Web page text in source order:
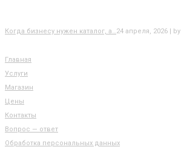
Когда бизнесу нужен каталог, а…24 апреля, 2026 | by
Главная
Услуги
Магазин
Цены
Контакты
Вопрос — ответ
Обработка персональных данных